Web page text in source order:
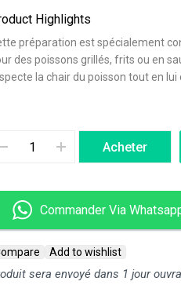
Highlights
préparation est spécialement
des poissons grillés, frits ou en
la chair du poisson tout en lui
Acheter
Commander Via
Add to wishlist
sera envoyé dans 1 jour